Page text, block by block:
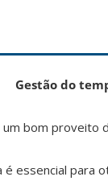
Gestão do
bom proveito
essencial para